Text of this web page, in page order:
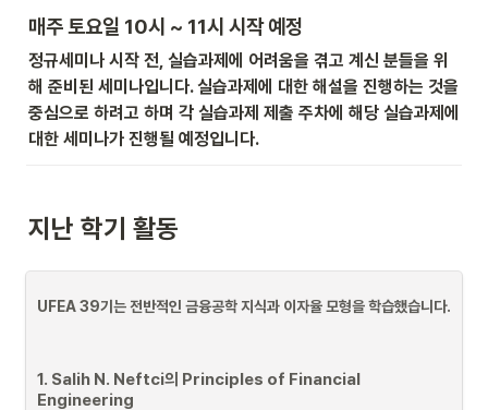
매주 토요일 10시 ~ 11시 시작 예정
정규세미나 시작 전, 실습과제에 어려움을 겪고 계신 분들을 위
해 준비된 세미나입니다. 실습과제에 대한 해설을 진행하는 것을
중심으로 하려고 하며 각 실습과제 제출 주차에 해당 실습과제에
대한 세미나가 진행될 예정입니다.
지난 학기 활동
UFEA 39기는 전반적인 금융공학 지식과 이자율 모형을 학습했습니다.
1. Salih N. Neftci의 Principles of Financial
Engineering